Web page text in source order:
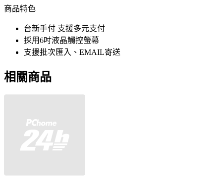
商品特色
台新手付 支援多元支付
採用6吋液晶觸控螢幕
支援批次匯入、EMAIL寄送
相關商品